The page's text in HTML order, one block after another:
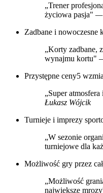
„Trener
życiowa pasja" —
Zadbane i nowoczesne
„Korty zadbane,
wynajmu kortu"
Przystępne ceny5
„Super
Łukasz Wójcik
Turnieje i imprezy
„W sezonie
turniejowe dla
Możliwość gry przez
„Możliwość
największe